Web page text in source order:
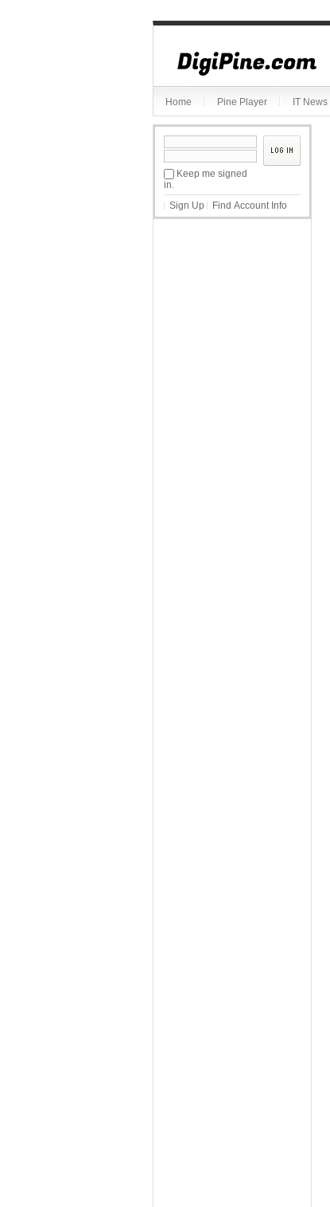
Home Pine Player IT News
Keep me signed
in.
Sign Up
Find Account Info
Sketchbook5, 스케치북5
Sketchbook5, 스케치북5